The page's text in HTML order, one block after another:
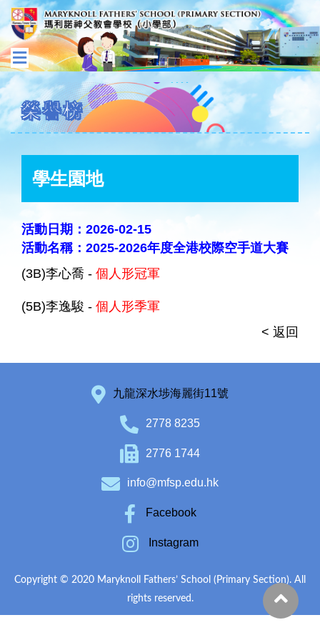
榮譽榜
學生園地
活動日期：2026-02-15
活動名稱：2025-2026年度全港校際空手道大賽
(3B)李心喬 - 個人形冠軍
(5B)李逸駿 - 個人形季軍
< 返回
九龍深水埗海麗街11號
2778 8235
2776 1744
info@mfsp.edu.hk
Facebook
Instagram
Copyright © 2020 Maryknoll Fathers’ School (Primary Section). All
rights reserved.